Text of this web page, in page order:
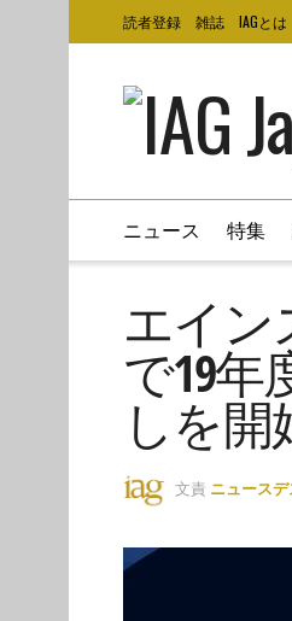
読者登録 雑誌 IAGとは
ニュース 特集
エイン
で19年
しを開
文責 ニュースデ